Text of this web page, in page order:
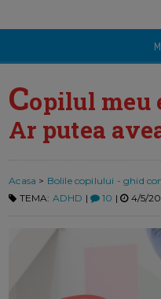
Copilul meu
Ar putea
Acasa > Bolile copilului - ghid
TEMA: ADHD | 10 | 4/5/